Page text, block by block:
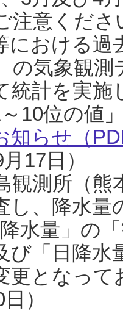
注意くだ
における過
の気象観
統計を実
10位の値
知らせ（
17日）
観測所（熊
し、降水
降水量」の
び「日降
更となっ
）